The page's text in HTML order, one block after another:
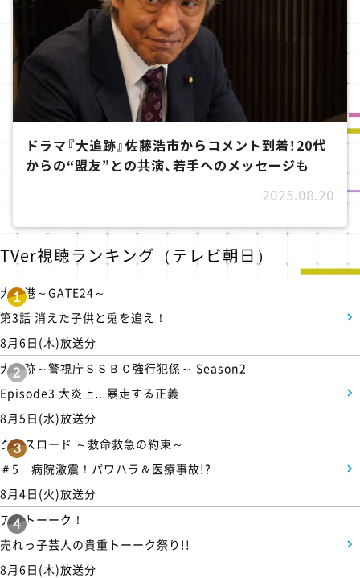
ドラマ『大追跡』佐藤浩市からコメント到着！20代
からの“盟友”との共演、若手へのメッセージも
2025.08.20
TVer視聴ランキング（テレビ朝日）
1
大空港～GATE24～
第3話 消えた子供と兎を追え！
8月6日(木)放送分
2
大追跡～警視庁ＳＳＢＣ強行犯係～ Season2
Episode3 大炎上…暴走する正義
8月5日(水)放送分
3
クロスロード ～救命救急の約束～
＃5 病院激震！パワハラ＆医療事故!?
8月4日(火)放送分
4
アメトーーク！
売れっ子芸人の貴重トーーク祭り!!
8月6日(木)放送分